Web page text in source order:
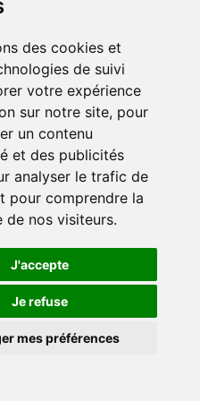
des cookies et
de suivi
votre expérience
sur notre site, pour
un contenu
et des publicités
analyser le trafic de
pour comprendre la
de nos visiteurs.
J'accepte
Je refuse
mes préférences